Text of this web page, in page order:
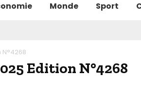
Monde Sport
Edition N°4268